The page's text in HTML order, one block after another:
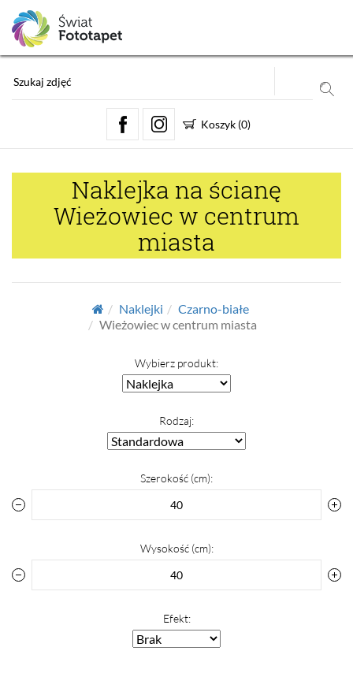
Koszyk (0)
Naklejka na ścianę
Wieżowiec w centrum
miasta
Naklejki
Czarno-białe
Wieżowiec w centrum miasta
Wybierz produkt:
Rodzaj:
Szerokość (cm):
Wysokość (cm):
Efekt: